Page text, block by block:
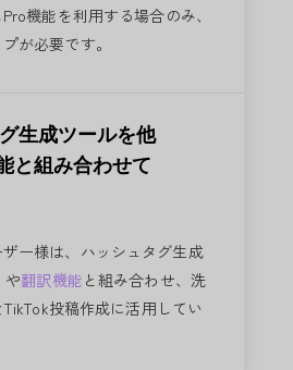
機能を利用する場合のみ、
が必要です。
生成ツールを他
と組み合わせて
ー様は、ハッシュタグ生成
や翻訳機能 と組み合わせ、洗
投稿作成に活用してい